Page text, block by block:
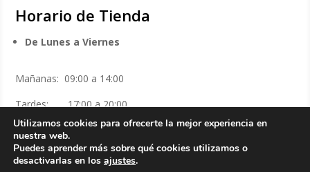
Horario de Tienda
De Lunes a Viernes
Mañanas: 09:00 a 14:00
Tardes: 17:00 a 20:00
Sábados
Mañanas: 10:00 a 14:00
Utilizamos cookies para ofrecerte la mejor experiencia en
nuestra web.
Puedes aprender más sobre qué cookies utilizamos o
desactivarlas en los ajustes.